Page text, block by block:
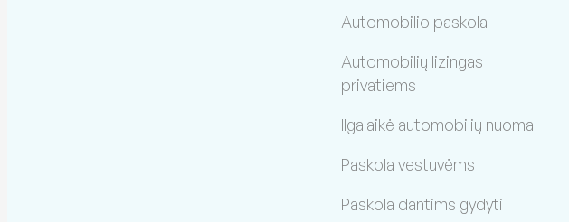
Automobilio paskola
Automobilių lizingas
privatiems
Ilgalaikė automobilių nuoma
Paskola vestuvėms
Paskola dantims gydyti